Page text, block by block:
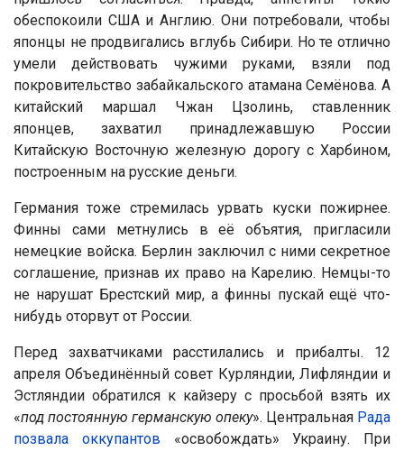
обеспокоили США и Англию. Они потребовали, чтобы
японцы не продвигались вглубь Сибири. Но те отлично
умели действовать чужими руками, взяли под
покровительство забайкальского атамана Семёнова. А
китайский маршал Чжан Цзолинь, ставленник
японцев, захватил принадлежавшую России
Китайскую Восточную железную дорогу с Харбином,
построенным на русские деньги.
Германия тоже стремилась урвать куски пожирнее.
Финны сами метнулись в её объятия, пригласили
немецкие войска. Берлин заключил с ними секретное
соглашение, признав их право на Карелию. Немцы-то
не нарушат Брестский мир, а финны пускай ещё что-
нибудь оторвут от России.
Перед захватчиками расстилались и прибалты. 12
апреля Объединённый совет Курляндии, Лифляндии и
Эстляндии обратился к кайзеру с просьбой взять их
«под постоянную германскую опеку». Центральная Рада
позвала оккупантов «освобождать» Украину. При